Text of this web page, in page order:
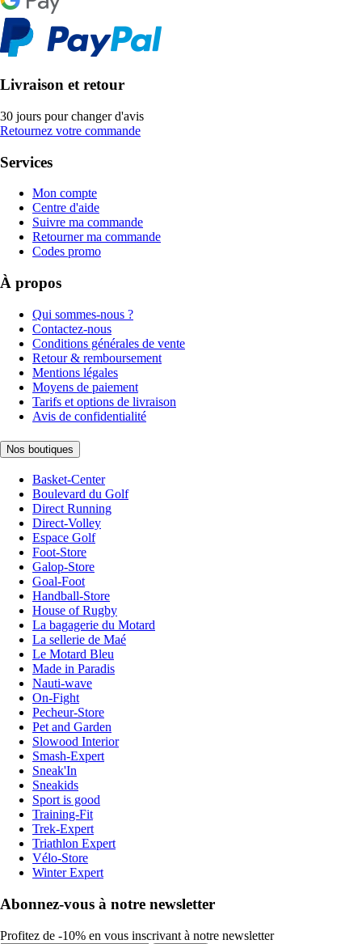
Livraison et retour
30 jours pour changer d'avis
Retournez votre commande
Services
Mon compte
Centre d'aide
Suivre ma commande
Retourner ma commande
Codes promo
À propos
Qui sommes-nous ?
Contactez-nous
Conditions générales de vente
Retour & remboursement
Mentions légales
Moyens de paiement
Tarifs et options de livraison
Avis de confidentialité
Nos boutiques
Basket-Center
Boulevard du Golf
Direct Running
Direct-Volley
Espace Golf
Foot-Store
Galop-Store
Goal-Foot
Handball-Store
House of Rugby
La bagagerie du Motard
La sellerie de Maé
Le Motard Bleu
Made in Paradis
Nauti-wave
On-Fight
Pecheur-Store
Pet and Garden
Slowood Interior
Smash-Expert
Sneak'In
Sneakids
Sport is good
Training-Fit
Trek-Expert
Triathlon Expert
Vélo-Store
Winter Expert
Abonnez-vous à notre newsletter
Profitez de -10% en vous inscrivant à notre newsletter